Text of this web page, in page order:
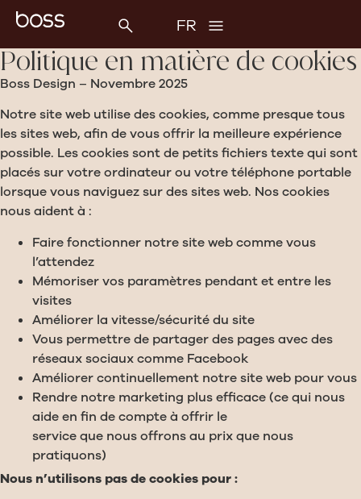
Politique en matière de cookies
Boss Design – Novembre 2025
Notre site web utilise des cookies, comme presque tous
les sites web, afin de vous offrir la meilleure expérience
possible. Les cookies sont de petits fichiers texte qui sont
placés sur votre ordinateur ou votre téléphone portable
lorsque vous naviguez sur des sites web. Nos cookies
nous aident à :
Faire fonctionner notre site web comme vous
l’attendez
Mémoriser vos paramètres pendant et entre les
visites
Améliorer la vitesse/sécurité du site
Vous permettre de partager des pages avec des
réseaux sociaux comme Facebook
Améliorer continuellement notre site web pour vous
Rendre notre marketing plus efficace (ce qui nous
aide en fin de compte à offrir le
service que nous offrons au prix que nous
pratiquons)
Nous n’utilisons pas de cookies pour :